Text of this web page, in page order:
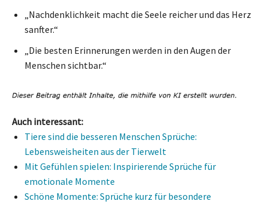
„Nachdenklichkeit macht die Seele reicher und das Herz
sanfter.“
„Die besten Erinnerungen werden in den Augen der
Menschen sichtbar.“
Auch interessant:
Tiere sind die besseren Menschen Sprüche:
Lebensweisheiten aus der Tierwelt
Mit Gefühlen spielen: Inspirierende Sprüche für
emotionale Momente
Schöne Momente: Sprüche kurz für besondere